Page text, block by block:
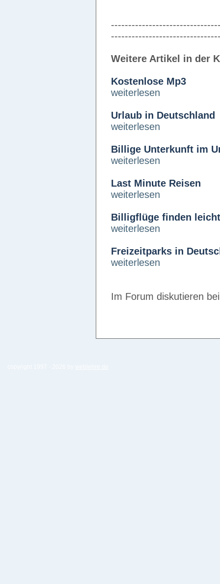
Weitere Artikel in der
Kostenlose Mp3
weiterlesen
Urlaub in Deutschland
weiterlesen
Billige Unterkunft im
weiterlesen
Last Minute Reisen
weiterlesen
Billigflüge finden
weiterlesen
Freizeitparks in
weiterlesen
Im Forum diskutieren